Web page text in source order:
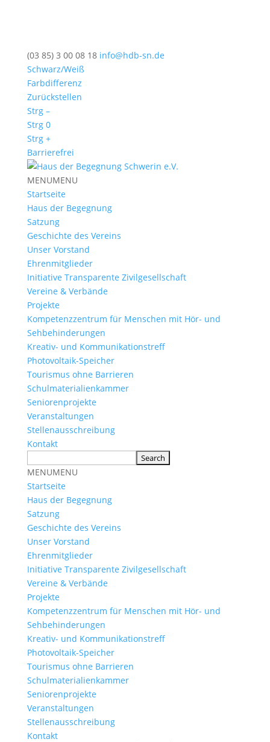
(03 85) 3 00 08 18 info@hdb-sn.de
Schwarz/Weiß
Farbdifferenz
Zurückstellen
Strg –
Strg 0
Strg +
Barrierefrei
MENUMENU
Startseite
Haus der Begegnung
Satzung
Geschichte des Vereins
Unser Vorstand
Ehrenmitglieder
Initiative Transparente Zivilgesellschaft
Vereine & Verbände
Projekte
Kompetenzzentrum für Menschen mit Hör- und
Sehbehinderungen
Kreativ- und Kommunikationstreff
Photovoltaik-Speicher
Tourismus ohne Barrieren
Schulmaterialienkammer
Seniorenprojekte
Veranstaltungen
Stellenausschreibung
Kontakt
MENUMENU
Startseite
Haus der Begegnung
Satzung
Geschichte des Vereins
Unser Vorstand
Ehrenmitglieder
Initiative Transparente Zivilgesellschaft
Vereine & Verbände
Projekte
Kompetenzzentrum für Menschen mit Hör- und
Sehbehinderungen
Kreativ- und Kommunikationstreff
Photovoltaik-Speicher
Tourismus ohne Barrieren
Schulmaterialienkammer
Seniorenprojekte
Veranstaltungen
Stellenausschreibung
Kontakt